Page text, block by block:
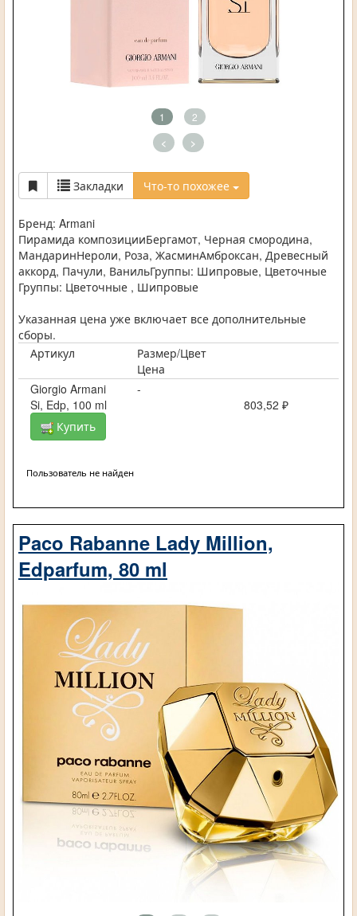
1 2
< >
Закладки Что-то похожее
Бренд: Armani
Пирамида композицииБергамот, Черная смородина,
МандаринНероли, Роза, ЖасминАмброксан, Древесный
аккорд, Пачули, ВанильГруппы: Шипровые, Цветочные
Группы: Цветочные , Шипровые
Указанная цена уже включает все дополнительные
сборы.
Артикул
Размер/Цвет
Цена
Giorgio Armani
Si, Edp, 100 ml
-
803,52 ₽
Купить
Пользователь не найден
Paco Rabanne Lady Million,
Edparfum, 80 ml